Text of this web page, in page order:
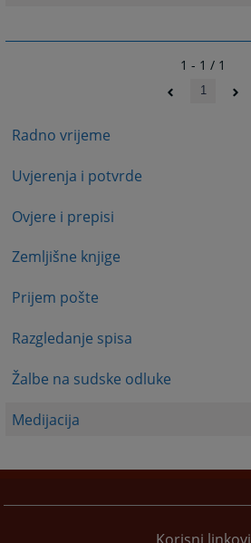
Radno vrijeme
Uvjerenja i potvrde
Ovjere i prepisi
Zemljišne knjige
Prijem pošte
Razgledanje spisa
Žalbe na sudske odluke
Medijacija
1 - 1 / 1
1